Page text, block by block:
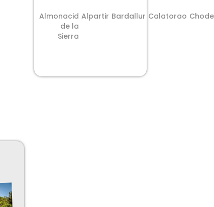
Almonacid
de la
Sierra
Alpartir Bardallur Calatorao